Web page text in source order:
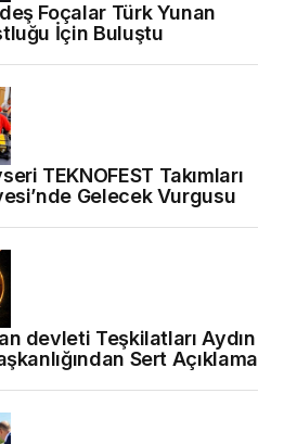
Foçalar Türk Yunan
İçin Buluştu
TEKNOFEST Takımları
Gelecek Vurgusu
devleti Teşkilatları Aydın
Sert Açıklama